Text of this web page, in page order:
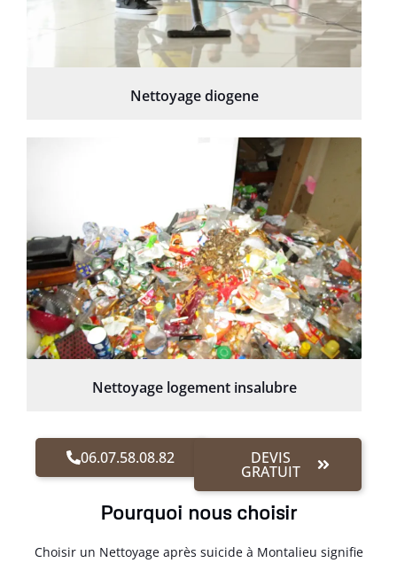
Nettoyage diogene
Nettoyage logement insalubre
06.07.58.08.82 DEVIS
GRATUIT
Pourquoi nous choisir
Choisir un Nettoyage après suicide à Montalieu signifie